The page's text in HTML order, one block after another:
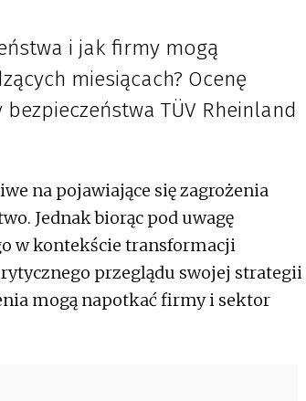
i jak firmy mogą
miesiącach? Ocenę
TÜV Rheinland
na pojawiające się zagrożenia
Jednak biorąc pod uwagę
w kontekście transformacji
przeglądu swojej strategii
mogą napotkać firmy i sektor